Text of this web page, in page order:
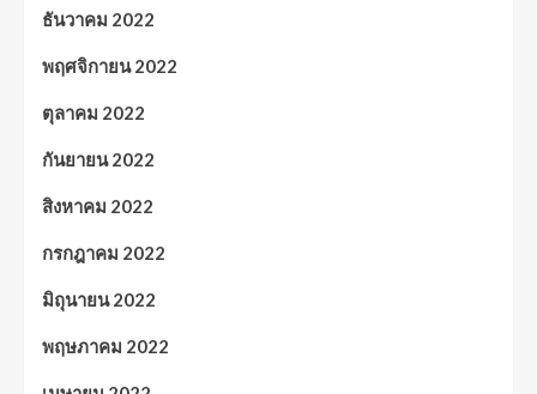
ธันวาคม 2022
พฤศจิกายน 2022
ตุลาคม 2022
กันยายน 2022
สิงหาคม 2022
กรกฎาคม 2022
มิถุนายน 2022
พฤษภาคม 2022